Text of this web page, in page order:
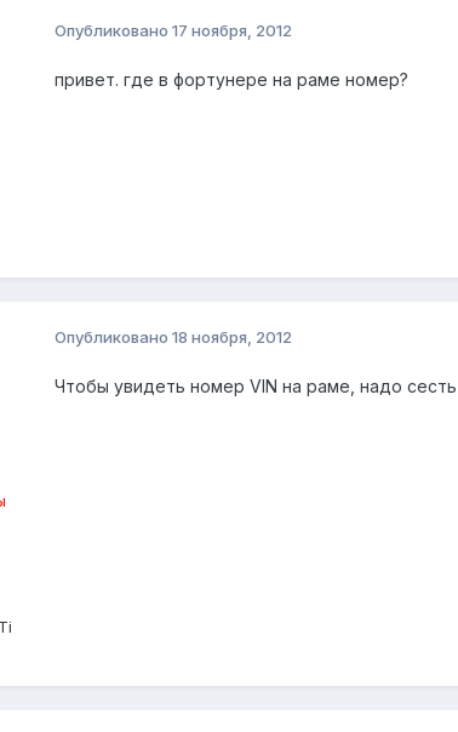
Опубликовано 17 ноября, 2012
привет. где в фортунере на раме номер?
Опубликовано 18 ноября, 2012
Чтобы увидеть номер VIN на раме, надо